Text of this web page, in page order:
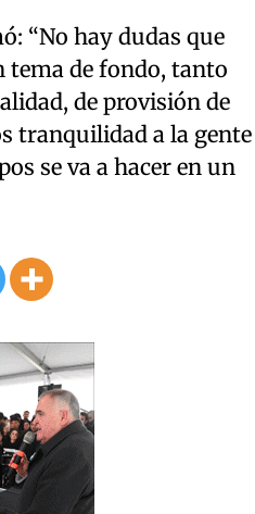
“No hay dudas que
tema de fondo, tanto
de provisión de
tranquilidad a la gente
se va a hacer en un